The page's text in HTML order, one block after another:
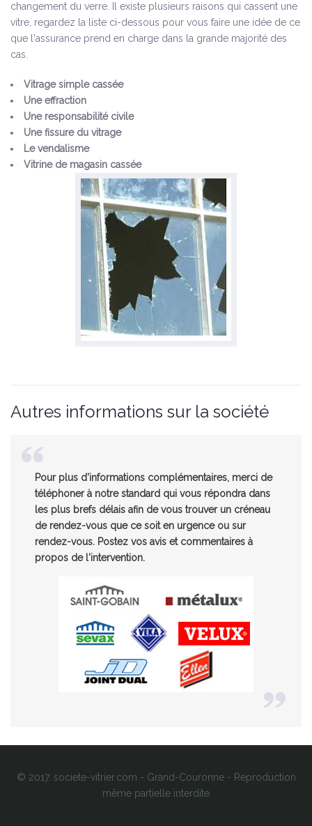
changement du verre. Il existe plusieurs raisons qui cassent une
vitre, regardez la liste ci-dessous pour vous faire une idée de ce
que l'assurance prend en charge dans la grande majorité des
cas.
Vitrage simple cassée
Une effraction
Une responsabilité civile
Une fissure du vitrage
Le vendalisme
Vitrine de magasin cassée
Autres informations sur la société
Pour plus d'informations complémentaires, merci de
téléphoner à notre standard qui vous répondra dans
les plus brefs délais afin de vous trouver un créneau
de rendez-vous que ce soit en urgence ou sur
rendez-vous. Postez vos avis et commentaires à
propos de l'intervention.
© 2017. societe-vitrier.com - Grand-Couronne - Reproduction
même partielle interdite